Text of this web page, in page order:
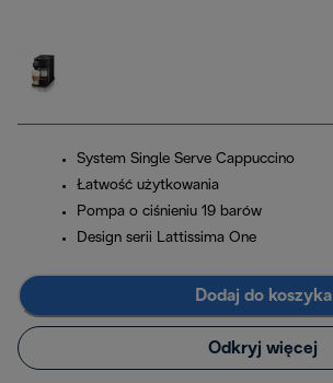
System Single Serve Cappuccino
Łatwość użytkowania
Pompa o ciśnieniu 19 barów
Design serii Lattissima One
Dodaj do koszyka
Odkryj więcej